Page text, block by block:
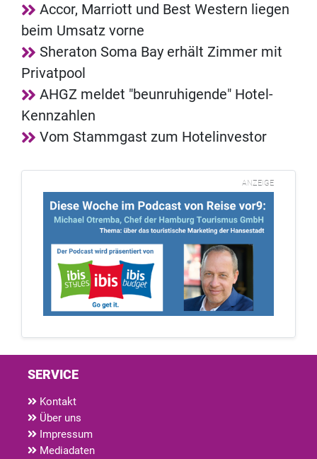
Accor, Marriott und Best Western liegen
beim Umsatz vorne
Sheraton Soma Bay erhält Zimmer mit
Privatpool
AHGZ meldet "beunruhigende" Hotel-
Kennzahlen
Vom Stammgast zum Hotelinvestor
ANZEIGE
SERVICE
Kontakt
Über uns
Impressum
Mediadaten